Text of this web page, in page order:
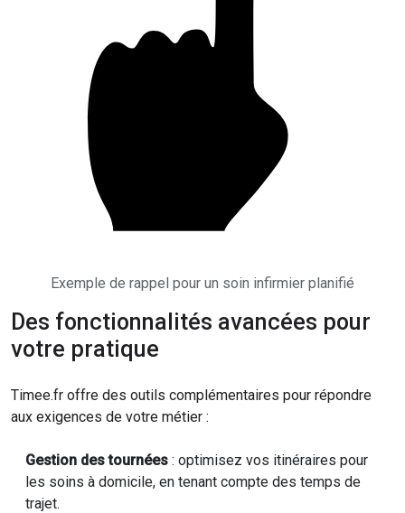
Exemple de rappel pour un soin infirmier planifié
Des fonctionnalités avancées pour
votre pratique
Timee.fr offre des outils complémentaires pour répondre
aux exigences de votre métier :
Gestion des tournées : optimisez vos itinéraires pour
les soins à domicile, en tenant compte des temps de
trajet.